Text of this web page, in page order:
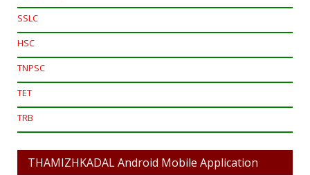
SSLC
HSC
TNPSC
TET
TRB
THAMIZHKADAL Android Mobile Application